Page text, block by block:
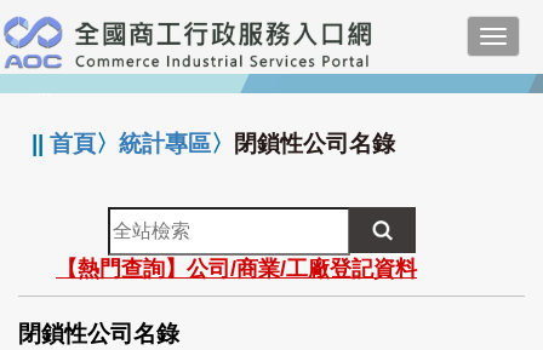
跳
到
主
要
:::
||首頁〉統計專區〉 閉鎖性公司名錄
全
站
檢
索
【熱門查詢】公司/商業/工廠登記資料
閉鎖性公司名錄